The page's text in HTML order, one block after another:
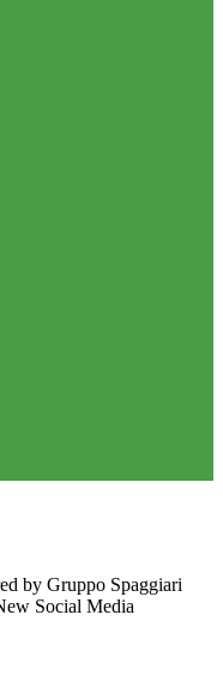
by Gruppo Spaggiari
Social Media